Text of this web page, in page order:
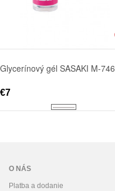
Glycerínový gél SASAKI M-746
€7
O NÁS
Platba a dodanie